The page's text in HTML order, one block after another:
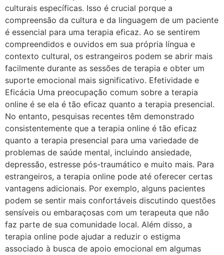
culturais específicas. Isso é crucial porque a
compreensão da cultura e da linguagem de um paciente
é essencial para uma terapia eficaz. Ao se sentirem
compreendidos e ouvidos em sua própria língua e
contexto cultural, os estrangeiros podem se abrir mais
facilmente durante as sessões de terapia e obter um
suporte emocional mais significativo. Efetividade e
Eficácia Uma preocupação comum sobre a terapia
online é se ela é tão eficaz quanto a terapia presencial.
No entanto, pesquisas recentes têm demonstrado
consistentemente que a terapia online é tão eficaz
quanto a terapia presencial para uma variedade de
problemas de saúde mental, incluindo ansiedade,
depressão, estresse pós-traumático e muito mais. Para
estrangeiros, a terapia online pode até oferecer certas
vantagens adicionais. Por exemplo, alguns pacientes
podem se sentir mais confortáveis ​​discutindo questões
sensíveis ou embaraçosas com um terapeuta que não
faz parte de sua comunidade local. Além disso, a
terapia online pode ajudar a reduzir o estigma
associado à busca de apoio emocional em algumas